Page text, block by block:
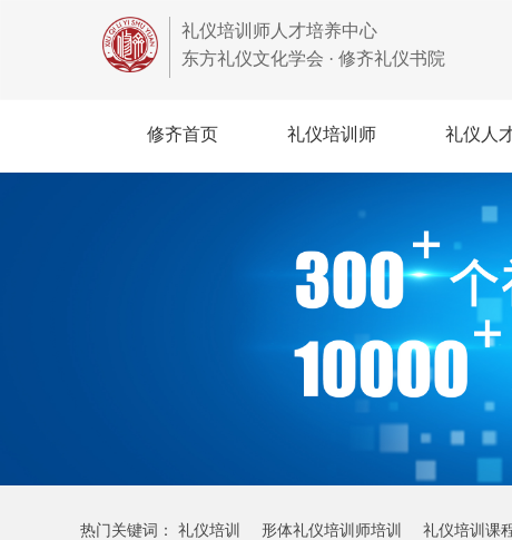
礼仪培训师人才培养中心
东方礼仪文化学会 · 修齐礼仪书院
修齐首页 礼仪培训师 礼仪人
热门关键词： 礼仪培训 形体礼仪培训师培训 礼仪培训课